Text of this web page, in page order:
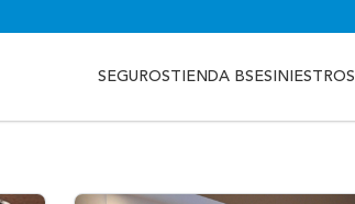
SEGUROSTIENDA BSESINIESTROS